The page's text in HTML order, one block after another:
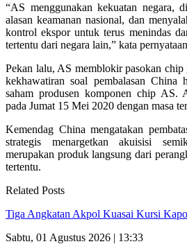
“AS menggunakan kekuatan negara,
alasan keamanan nasional, dan
kontrol ekspor untuk terus menindas
tertentu dari negara lain,” kata
Pekan lalu, AS memblokir pasokan
kekhawatiran soal pembalasan China
saham produsen komponen chip AS.
pada Jumat 15 Mei 2020 dengan masa
Kemendag China mengatakan
strategis menargetkan akuisisi
merupakan produk langsung dari
tertentu.
Related Posts
Tiga Angkatan Akpol Kuasai Kursi
Sabtu, 01 Agustus 2026 | 13:33